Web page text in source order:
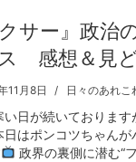
サー』政治
感想＆見
11月8日 日々のあれこ
日が続いておりま
はポンコツちゃん
政界の裏側に潜む“